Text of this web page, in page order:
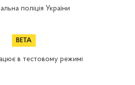
поліція України
в тестовому режимі